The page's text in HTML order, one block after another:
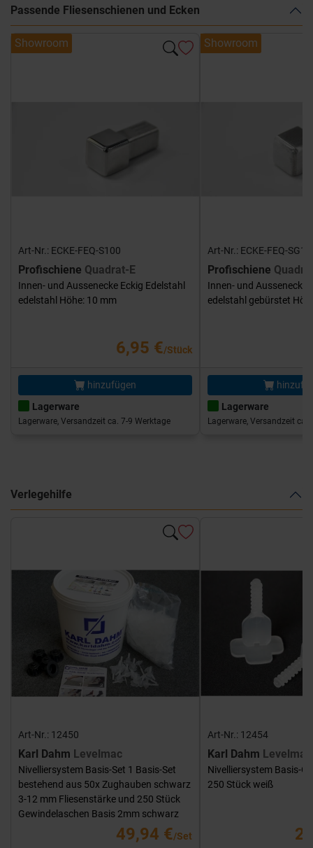
Passende Fliesenschienen und Ecken
Showroom
Art-Nr.: ECKE-FEQ-S100
Profischiene Quadrat-E
Innen- und Aussenecke Eckig Edelstahl
edelstahl Höhe: 10 mm
6,95 €/Stück
hinzufügen
Lagerware
Lagerware, Versandzeit ca. 7-9 Werktage
Showroom
Art-Nr.: ECKE-FEQ-
Profischiene
Innen- und Aussenecke
edelstahl gebürstet
Lagerware
Lagerware, Versandzeit ca.
Verlegehilfe
Art-Nr.: 12450
Karl Dahm Levelmac
Nivelliersystem Basis-Set 1 Basis-Set
bestehend aus 50x Zughauben schwarz
3-12 mm Fliesenstärke und 250 Stück
Gewindelaschen Basis 2mm schwarz
49,94 €/Set
Art-Nr.: 12454
Karl Dahm Levelmac
Nivelliersystem Basis-
250 Stück weiß